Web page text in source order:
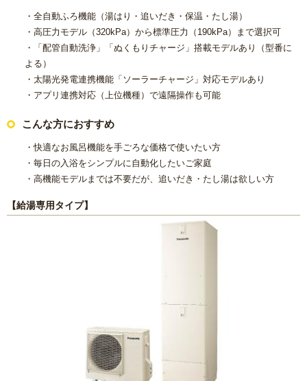
・全自動ふろ機能（湯はり・追いだき・保温・たし湯）
・高圧力モデル（320kPa）から標準圧力（190kPa）まで選択可
・「配管自動洗浄」「ぬくもりチャージ」搭載モデルあり（型番に
よる）
・太陽光発電連携機能「ソーラーチャージ」対応モデルあり
・アプリ連携対応（上位機種）で遠隔操作も可能
こんな方におすすめ
・快適なお風呂機能を手ごろな価格で使いたい方
・毎日の入浴をシンプルに自動化したいご家庭
・高機能モデルまでは不要だが、追いだき・たし湯は欲しい方
【給湯専用タイプ】